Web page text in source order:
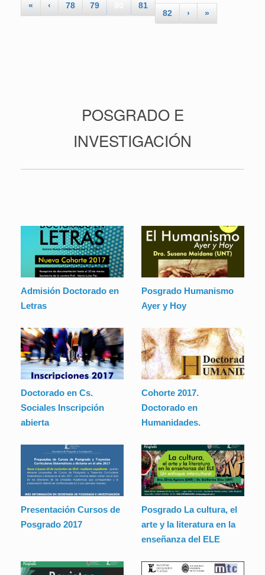
« ‹ 78 79
81
82
› »
POSGRADO E
INVESTIGACIÓN
Admisión Doctorado en
Letras
Posgrado Humanismo
Ayer y Hoy
Doctorado en Cs.
Sociales Inscripción
abierta
Cohorte 2017.
Doctorado en
Humanidades.
Presentación Cursos de
Posgrado 2017
Posgrado La cultura, el
arte y la literatura en la
enseñanza del ELE